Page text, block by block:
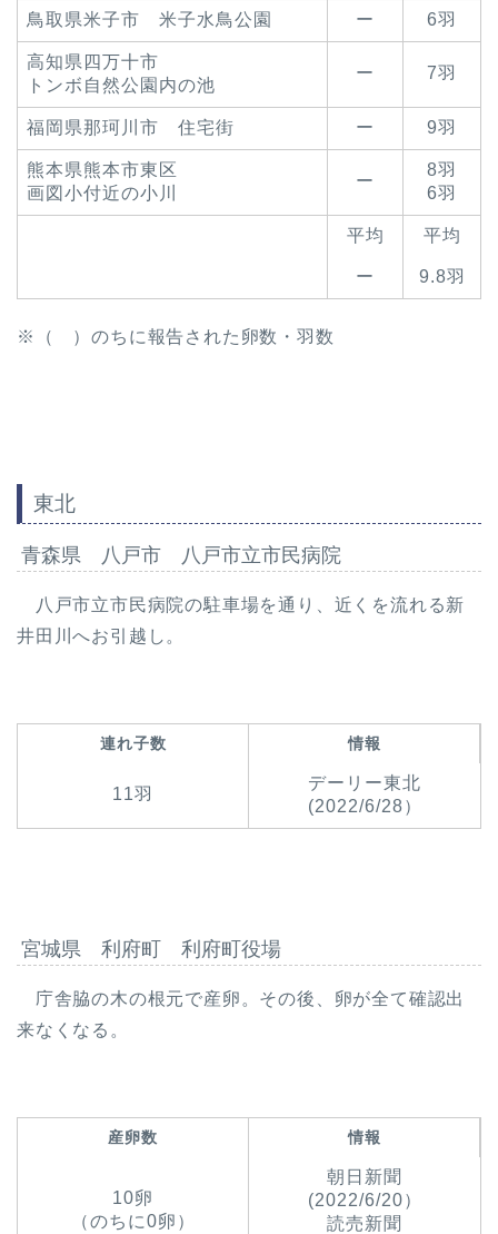
鳥取県米子市 米子水鳥公園 ー 6羽
高知県四万十市
トンボ自然公園内の池
ー 7羽
福岡県那珂川市 住宅街 ー 9羽
熊本県熊本市東区
画図小付近の小川
ー
8羽
6羽
平均 平均
ー 9.8羽
※（ ）のちに報告された卵数・羽数
東北
青森県 八戸市 八戸市立市民病院
八戸市立市民病院の駐車場を通り、近くを流れる新
井田川へお引越し。
連れ子数 情報
11羽
デーリー東北
(2022/6/28）
宮城県 利府町 利府町役場
庁舎脇の木の根元で産卵。その後、卵が全て確認出
来なくなる。
産卵数 情報
10卵
（のちに0卵）
朝日新聞
(2022/6/20）
読売新聞